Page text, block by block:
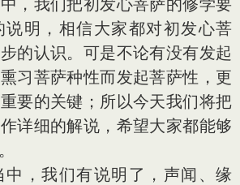
，我们把初发心菩萨的修学要
说明，相信大家都对初发心菩
的认识。可是不论有没有发起
习菩萨种性而发起菩萨性，更
要的关键；所以今天我们将把
详细的解说，希望大家都能够
，我们有说明了，声闻、缘